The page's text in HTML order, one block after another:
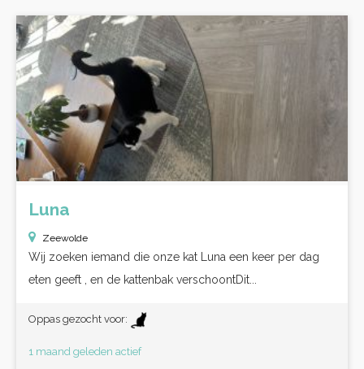
Luna
Zeewolde
Wij zoeken iemand die onze kat Luna een keer per dag
eten geeft , en de kattenbak verschoontDit...
Oppas gezocht voor:
1 maand geleden actief